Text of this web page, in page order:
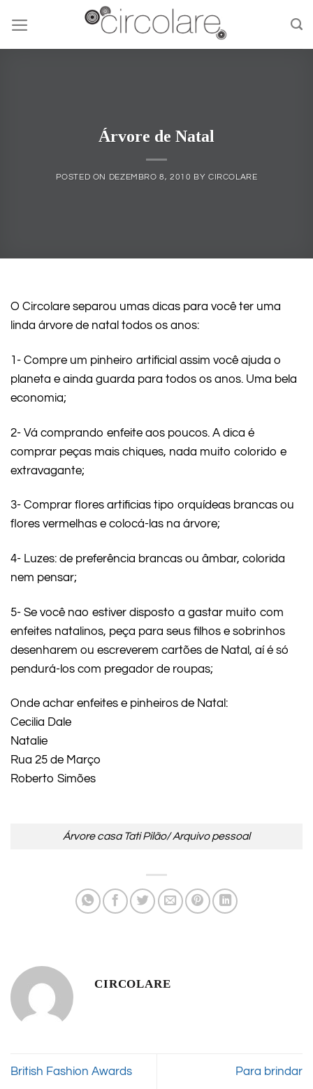
content
Árvore de Natal
POSTED ON DEZEMBRO 8, 2010 BY CIRCOLARE
O Circolare separou umas dicas para você ter uma
linda árvore de natal todos os anos:
1- Compre um pinheiro artificial assim você ajuda o
planeta e ainda guarda para todos os anos. Uma bela
economia;
2- Vá comprando enfeite aos poucos. A dica é
comprar peças mais chiques, nada muito colorido e
extravagante;
3- Comprar flores artificias tipo orquídeas brancas ou
flores vermelhas e colocá-las na árvore;
4- Luzes: de preferência brancas ou âmbar, colorida
nem pensar;
5- Se você nao estiver disposto a gastar muito com
enfeites natalinos, peça para seus filhos e sobrinhos
desenharem ou escreverem cartões de Natal, aí é só
pendurá-los com pregador de roupas;
Onde achar enfeites e pinheiros de Natal:
Cecilia Dale
Natalie
Rua 25 de Março
Roberto Simões
Árvore casa Tati Pilão/ Arquivo pessoal
CIRCOLARE
British Fashion Awards Para brindar